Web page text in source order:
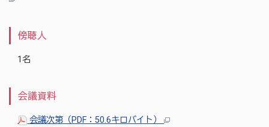
傍聴人
1名
会議資料
会議次第（PDF：50.6キロバイト）